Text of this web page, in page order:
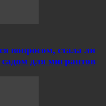
вопросом, стала ли
для мигрантов